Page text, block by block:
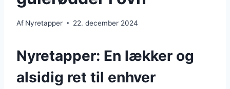
Af Nyretapper 22. december 2024
Nyretapper: En lækker og
alsidig ret til enhver